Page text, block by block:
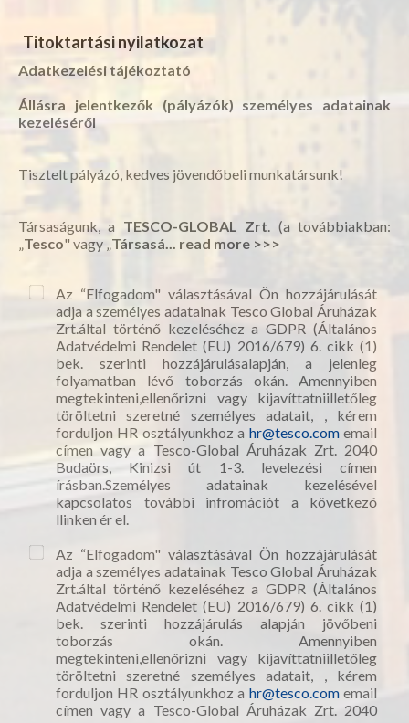
Titoktartási nyilatkozat
Adatkezelési tájékoztató
Állásra jelentkezők (pályázók) személyes adatainak
kezeléséről
Tisztelt pályázó, kedves jövendőbeli munkatársunk!
Társaságunk, a TESCO-GLOBAL Zrt. (a továbbiakban:
„Tesco" vagy „Társasá... read more >>>
Az “Elfogadom" választásával Ön hozzájárulását
adja a személyes adatainak Tesco Global Áruházak
Zrt.által történő kezeléséhez a GDPR (Általános
Adatvédelmi Rendelet (EU) 2016/679) 6. cikk (1)
bek. szerinti hozzájárulásalapján, a jelenleg
folyamatban lévő toborzás okán. Amennyiben
megtekinteni,ellenőrizni vagy kijavíttatniilletőleg
töröltetni szeretné személyes adatait, , kérem
forduljon HR osztályunkhoz a hr@tesco.comemail
címen vagy a Tesco-Global Áruházak Zrt. 2040
Budaörs, Kinizsi út 1-3. levelezési címen
írásban.Személyes adatainak kezelésével
kapcsolatos további infromációt a következő
llinken ér el.
Az “Elfogadom" választásával Ön hozzájárulását
adja a személyes adatainak Tesco Global Áruházak
Zrt.által történő kezeléséhez a GDPR (Általános
Adatvédelmi Rendelet (EU) 2016/679) 6. cikk (1)
bek. szerinti hozzájárulás alapján jövőbeni
toborzás okán. Amennyiben
megtekinteni,ellenőrizni vagy kijavíttatniilletőleg
töröltetni szeretné személyes adatait, , kérem
forduljon HR osztályunkhoz a hr@tesco.comemail
címen vagy a Tesco-Global Áruházak Zrt. 2040